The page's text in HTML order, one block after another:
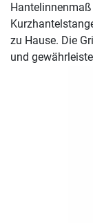
zu Hause. Die
und